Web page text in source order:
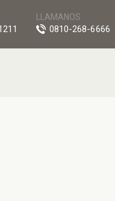
LLAMANOS
0810-268-6666